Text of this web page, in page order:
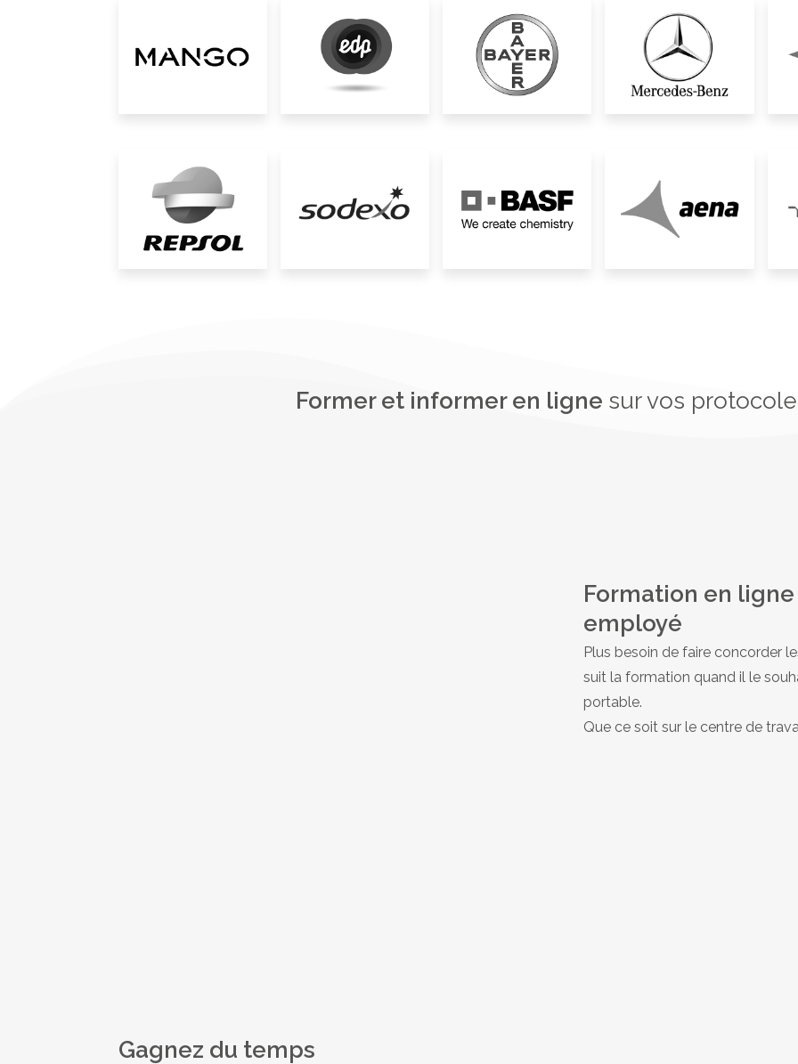
Former et informer en ligne sur vos
Formation en
employé
Plus besoin de faire concorder
suit la formation quand il le
portable.
Que ce soit sur le centre de
Gagnez du temps